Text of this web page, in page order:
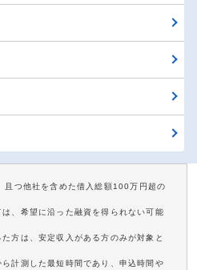
且つ他社を含めた借入総額100万円超の
、希望に沿った融資を得られない可能
方は、安定収入がある方のみが対象と
計測した最短時間であり、申込時間や